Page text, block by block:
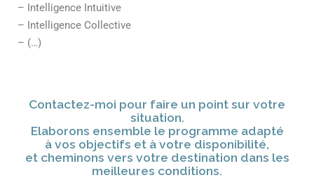
– Intelligence Intuitive
– Intelligence Collective
– (…)
Contactez-moi pour faire un point sur votre
situation.
Elaborons ensemble le programme adapté
à vos objectifs et à votre disponibilité,
et cheminons vers votre destination dans les
meilleures conditions.